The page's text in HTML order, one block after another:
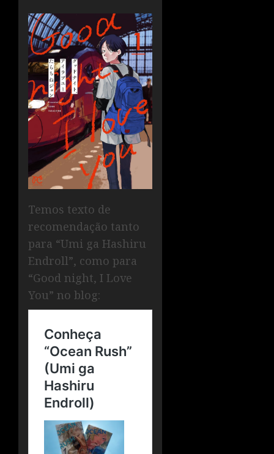
Temos texto de
recomendação tanto
para “Umi ga Hashiru
Endroll”, como para
“Good night, I Love
You” no blog: